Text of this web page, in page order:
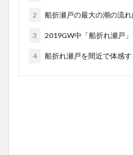
2 船折瀬戸の最大の潮の流れ
3 2019GW中「船折れ瀬戸
4 船折れ瀬戸を間近で体感